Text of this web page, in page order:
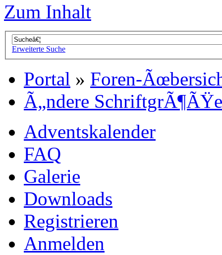
Zum Inhalt
Erweiterte Suche
Portal » Foren-
Ã„ndere SchriftgrÃ¶ÃŸe
Adventskalender
FAQ
Galerie
Downloads
Registrieren
Anmelden